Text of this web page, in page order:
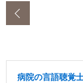
病院の言語聴覚